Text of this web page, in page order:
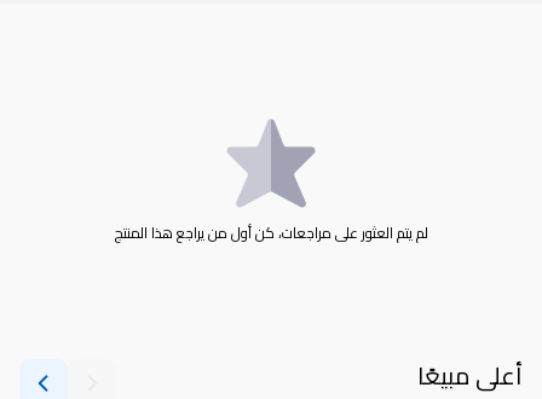
لم يتم العثور على مراجعات، كن أول من يراجع هذا المنتج
أعلى مبيعًا